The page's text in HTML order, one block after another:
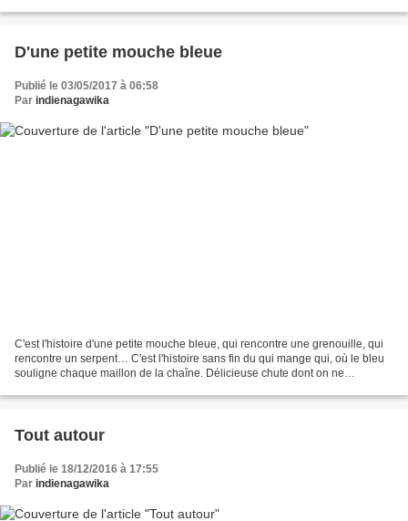
D'une petite mouche bleue
Publié le 03/05/2017 à 06:58
Par indienagawika
C'est l'histoire d'une petite mouche bleue, qui rencontre une grenouille, qui
rencontre un serpent… C'est l'histoire sans fin du qui mange qui, où le bleu
souligne chaque maillon de la chaîne. Délicieuse chute dont on ne
Tout autour
Publié le 18/12/2016 à 17:55
Par indienagawika